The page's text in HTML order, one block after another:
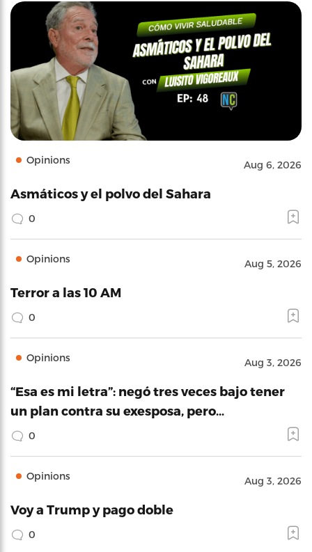
Opinions Aug 6, 2026
Asmáticos y el polvo del Sahara
0
Opinions Aug 5, 2026
Terror a las 10 AM
0
Opinions Aug 3, 2026
“Esa es mi letra”: negó tres veces bajo tener
un plan contra su exesposa, pero…
0
Opinions Aug 3, 2026
Voy a Trump y pago doble
0